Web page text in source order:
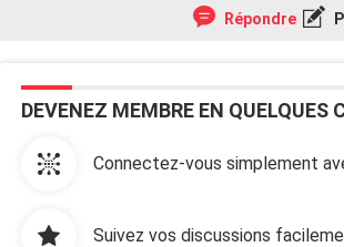
Répondre
DEVENEZ MEMBRE EN QUELQUES
Connectez-vous simplement
Suivez vos discussions